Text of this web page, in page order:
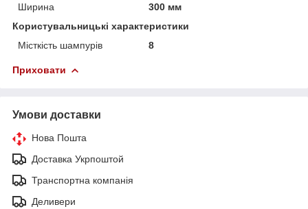
Ширина
300 мм
Користувальницькі характеристики
Місткість шампурів
8
Приховати
Умови доставки
Нова Пошта
Доставка Укрпоштой
Транспортна компанія
Деливери